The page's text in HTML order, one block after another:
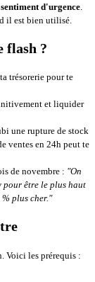
sentiment d'urgence
il est bien utilisé.
flash ?
trésorerie pour te
et liquider
une rupture de stock
ventes en 24h peut te
de novembre : "On
pour être le plus haut
% plus cher."
Voici les prérequis :